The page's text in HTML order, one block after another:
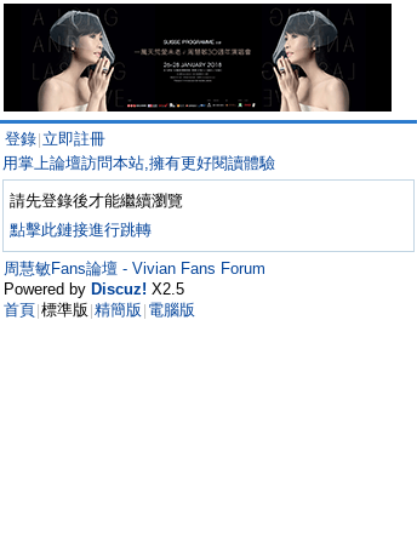
登錄 立即註冊
用掌上論壇訪問本站,擁有更好閱讀體驗
請先登錄後才能繼續瀏覽
點擊此鏈接進行跳轉
周慧敏Fans論壇 - Vivian Fans Forum
Powered by Discuz! X2.5
首頁 標準版 精簡版 電腦版